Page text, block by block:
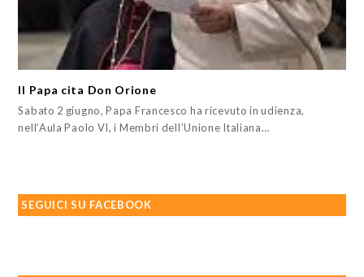
Il Papa cita Don Orione
Sabato 2 giugno, Papa Francesco ha ricevuto in udienza,
nell’Aula Paolo VI, i Membri dell’Unione Italiana…
SEGUICI SU FACEBOOK